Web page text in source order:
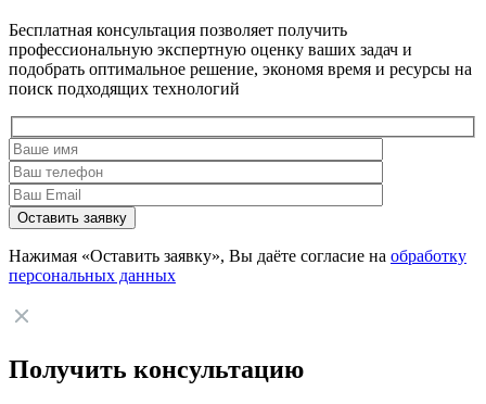
Бесплатная консультация позволяет получить
профессиональную экспертную оценку ваших задач и
подобрать оптимальное решение, экономя время и ресурсы на
поиск подходящих технологий
Нажимая «Оставить заявку», Вы даёте согласие на обработку
персональных данных
Получить консультацию